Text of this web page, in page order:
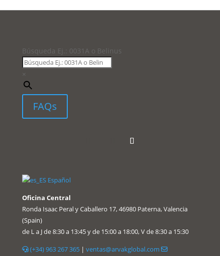
Búsqueda Ej.: 0031A o Belinus
×
FAQs
Español
Oficina Central
Ronda Isaac Peral y Caballero 17, 46980 Paterna, Valencia
(Spain)
de L a J de 8:30 a 13:45 y de 15:00 a 18:00, V de 8:30 a 15:30
(+34) 963 267 365| ventas@arvakglobal.com